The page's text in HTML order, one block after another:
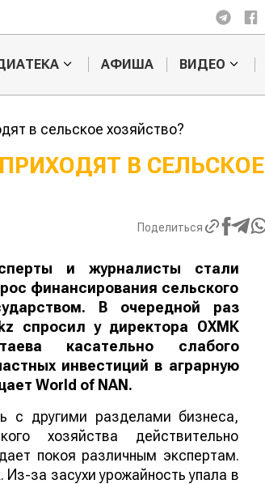
АФИША ВИДЕО
в сельское хозяйство?
В СЕЛЬСКОЕ
Поделиться
и журналисты стали
финансирования сельского
В очередной раз
спросил у директора ОХМК
касательно слабого
инвестиций в аграрную
World of NAN.
с другими разделами бизнеса,
хозяйства действительно
покоя различным экспертам.
за засухи урожайность упала в
используют для
производства